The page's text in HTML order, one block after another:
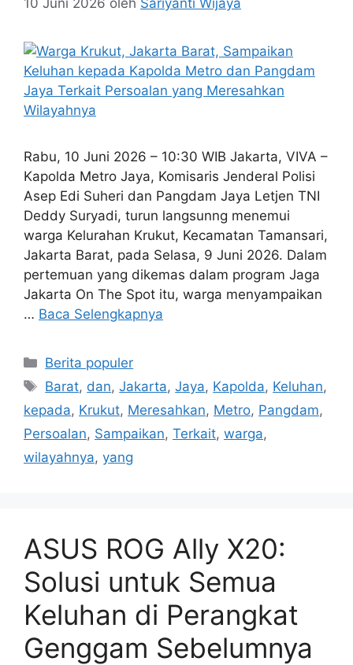
Rabu, 10 Juni 2026 – 10:30 WIB Jakarta, VIVA –
Kapolda Metro Jaya, Komisaris Jenderal Polisi
Asep Edi Suheri dan Pangdam Jaya Letjen TNI
Deddy Suryadi, turun langsunng menemui
warga Kelurahan Krukut, Kecamatan Tamansari,
Jakarta Barat, pada Selasa, 9 Juni 2026. Dalam
pertemuan yang dikemas dalam program Jaga
Jakarta On The Spot itu, warga menyampaikan
… Baca Selengkapnya
Kategori
Berita populer
Tag
Barat, dan,Jakarta,Jaya, Kapolda, Keluhan,
kepada, Krukut, Meresahkan, Metro, Pangdam,
Persoalan, Sampaikan, Terkait, warga,
wilayahnya, yang
ASUS ROG Ally X20:
Solusi untuk Semua
Keluhan di Perangkat
Genggam Sebelumnya